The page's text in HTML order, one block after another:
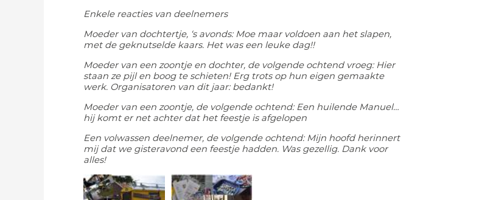
Enkele reacties van deelnemers
Moeder van dochtertje, ‘s avonds: Moe maar voldoen aan het slapen,
met de geknutselde kaars. Het was een leuke dag!!
Moeder van een zoontje en dochter, de volgende ochtend vroeg: Hier
staan ze pijl en boog te schieten! Erg trots op hun eigen gemaakte
werk. Organisatoren van dit jaar: bedankt!
Moeder van een zoontje, de volgende ochtend: Een huilende Manuel…
hij komt er net achter dat het feestje is afgelopen
Een volwassen deelnemer, de volgende ochtend: Mijn hoofd herinnert
mij dat we gisteravond een feestje hadden. Was gezellig. Dank voor
alles!